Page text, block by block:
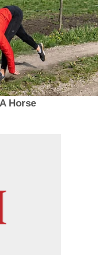
Horse